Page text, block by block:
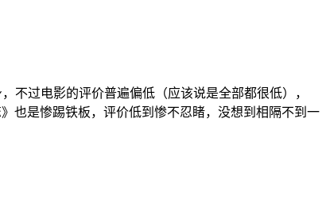
不过电影的评价普遍偏低（应该说是全部都很低），
也是惨踢铁板，评价低到惨不忍睹，没想到相隔不到一